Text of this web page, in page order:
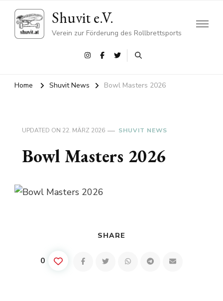
Shuvit e.V.
Verein zur Förderung des Rollbrettsports
Home Shuvit News Bowl Masters 2026
UPDATED ON 22. MÄRZ 2026 SHUVIT NEWS
Bowl Masters 2026
SHARE
0